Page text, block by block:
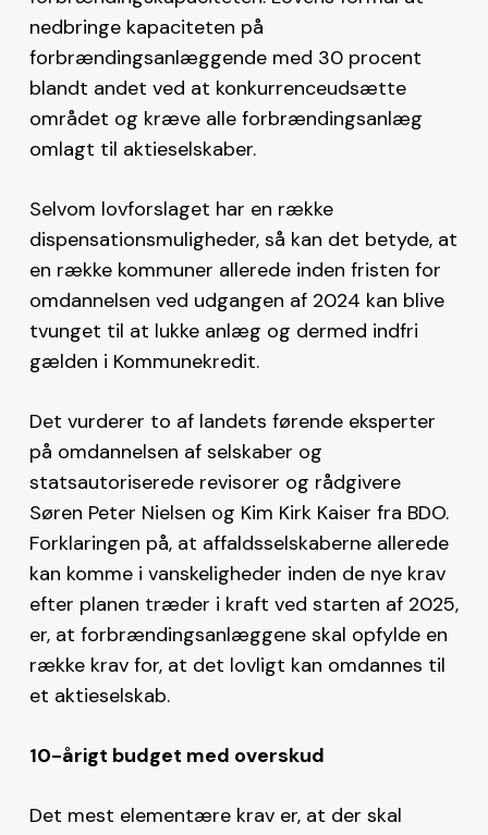
nedbringe kapaciteten på
forbrændingsanlæggende med 30 procent
blandt andet ved at konkurrenceudsætte
området og kræve alle forbrændingsanlæg
omlagt til aktieselskaber.
Selvom lovforslaget har en række
dispensationsmuligheder, så kan det betyde, at
en række kommuner allerede inden fristen for
omdannelsen ved udgangen af 2024 kan blive
tvunget til at lukke anlæg og dermed indfri
gælden i Kommunekredit.
Det vurderer to af landets førende eksperter
på omdannelsen af selskaber og
statsautoriserede revisorer og rådgivere
Søren Peter Nielsen og Kim Kirk Kaiser fra BDO.
Forklaringen på, at affaldsselskaberne allerede
kan komme i vanskeligheder inden de nye krav
efter planen træder i kraft ved starten af 2025,
er, at forbrændingsanlæggene skal opfylde en
række krav for, at det lovligt kan omdannes til
et aktieselskab.
10-årigt budget med overskud
Det mest elementære krav er, at der skal